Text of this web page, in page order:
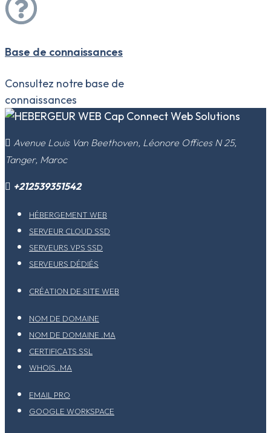
Base de connaissances
Consultez notre base de
connaissances
​Avenue Louis Van Beethoven, Léonore Offices N 25,
Tanger, Maroc
+212539351542
HÉBERGEMENT WEB
SERVEUR CLOUD SSD
SERVEURS VPS SSD
SERVEURS DÉDIÉS
CRÉATION DE SITE WEB
NOM DE DOMAINE
NOM DE DOMAINE .MA
CERTIFICATS SSL
WHOIS .MA
EMAIL PRO
GOOGLE WORKSPACE